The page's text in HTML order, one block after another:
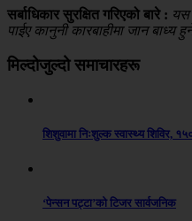
सर्बाधिकार सुरक्षित गरिएको बारे : यस
पाईए कानुनी कारबाहीमा जान बाध्य
मिल्दोजुल्दो समाचारहरू
शिशुवामा निःशुल्क स्वास्थ्य शिविर,
‘पेन्सन पट्टा’को टिजर सार्वजनिक